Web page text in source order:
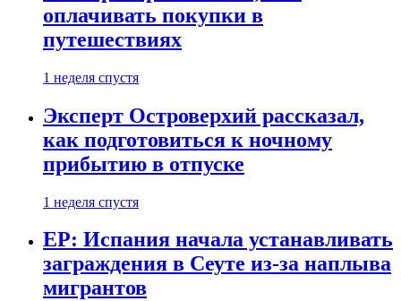
оплачивать покупки в
путешествиях
1 неделя спустя
Эксперт Островерхий рассказал,
как подготовиться к ночному
прибытию в отпуске
1 неделя спустя
EP: Испания начала устанавливать
заграждения в Сеуте из-за наплыва
мигрантов